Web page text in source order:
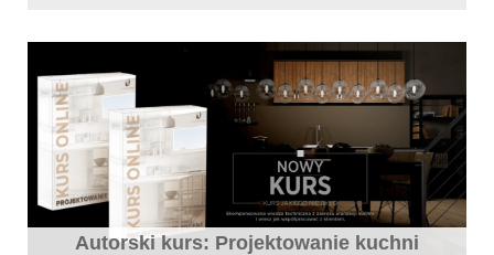
Autorski kurs: Projektowanie kuchni